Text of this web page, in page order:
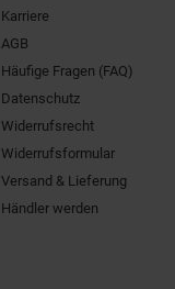
Karriere
AGB
Häufige Fragen (FAQ)
Datenschutz
Widerrufsrecht
Widerrufsformular
Versand & Lieferung
Händler werden